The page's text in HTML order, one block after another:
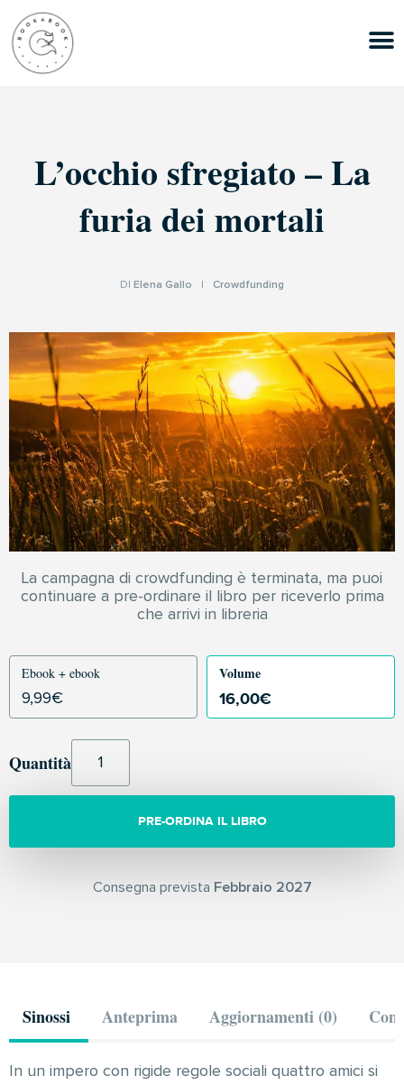
L’occhio sfregiato – La
furia dei mortali
DI Elena Gallo Crowdfunding
La campagna di crowdfunding è terminata, ma puoi
continuare a pre-ordinare il libro per riceverlo prima
che arrivi in libreria
Ebook + ebook
9,99€
Volume
16,00€
Quantità
PRE-ORDINA IL LIBRO
Consegna prevista Febbraio 2027
Sinossi Anteprima Aggiornamenti (0)
In un impero con rigide regole sociali quattro amici si